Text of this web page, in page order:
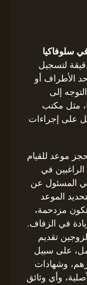
سلوفاكيا
لتسجيل
الأطراف أو
إلى
مثل مكتب
على إجراءات
موعد للقيام
في
المسئول عن
الموعد
مزدحمة،
في الزفاف.
تقديم
على سبيل
وشهادات
وأي وثائق